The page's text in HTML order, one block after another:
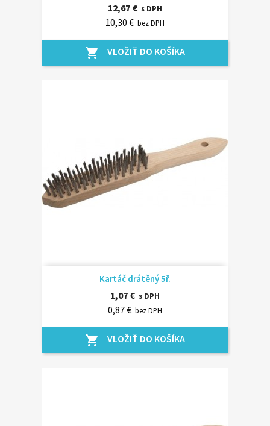
12,67 € s DPH
10,30 € bez DPH
shopping_cart VLOŽIŤ DO KOŠÍKA
Kartáč drátěný 5ř.
1,07 € s DPH
0,87 € bez DPH
shopping_cart VLOŽIŤ DO KOŠÍKA